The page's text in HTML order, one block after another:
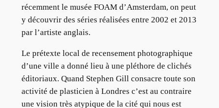
récemment le musée FOAM d’Amsterdam, on peut
y découvrir des séries réalisées entre 2002 et 2013
par l’artiste anglais.
Le prétexte local de recensement photographique
d’une ville a donné lieu à une pléthore de clichés
éditoriaux. Quand Stephen Gill consacre toute son
activité de plasticien à Londres c’est au contraire
une vision très atypique de la cité qui nous est